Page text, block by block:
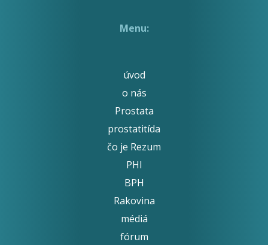
Menu:
úvod
o nás
Prostata
prostatitída
čo je Rezum
PHI
BPH
Rakovina
médiá
fórum